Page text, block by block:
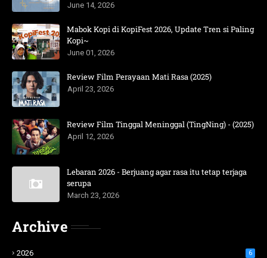
June 14, 2026
Mabok Kopi di KopiFest 2026, Update Tren si Paling
Kopi~
June 01, 2026
Review Film Perayaan Mati Rasa (2025)
April 23, 2026
Review Film Tinggal Meninggal (TingNing) - (2025)
April 12, 2026
Lebaran 2026 - Berjuang agar rasa itu tetap terjaga
serupa
March 23, 2026
Archive
2026 6